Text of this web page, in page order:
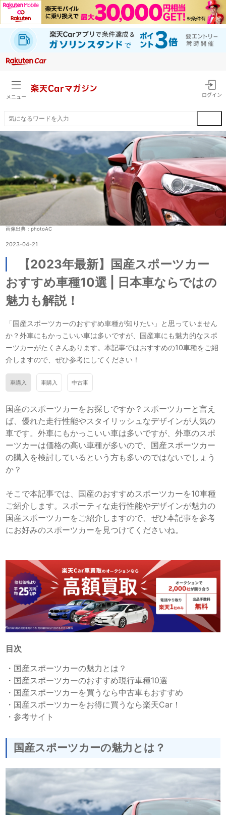
メニュー
楽天Carマガジン
ログイン
画像出典：photoAC
2023-04-21
【2023年最新】国産スポーツカー
おすすめ車種10選 | 日本車ならではの
魅力も解説！
「国産スポーツカーのおすすめ車種が知りたい」と思っていません
か？外車にもかっこいい車は多いですが、国産車にも魅力的なスポ
ーツカーがたくさんあります。本記事ではおすすめの10車種をご紹
介しますので、ぜひ参考にしてください！
車購入 車購入 中古車
国産のスポーツカーをお探しですか？スポーツカーと言え
ば、優れた走行性能やスタイリッシュなデザインが人気の
車です。外車にもかっこいい車は多いですが、外車のスポ
ーツカーは価格の高い車種が多いので、国産スポーツカー
の購入を検討しているという方も多いのではないでしょう
か？
そこで本記事では、国産のおすすめスポーツカーを10車種
ご紹介します。スポーティな走行性能やデザインが魅力の
国産スポーツカーをご紹介しますので、ぜひ本記事を参考
にお好みのスポーツカーを見つけてくださいね。
目次
・ 国産スポーツカーの魅力とは？
・ 国産スポーツカーのおすすめ現行車種10選
・ 国産スポーツカーを買うなら中古車もおすすめ
・ 国産スポーツカーをお得に買うなら楽天Car！
・参考サイト
国産スポーツカーの魅力とは？